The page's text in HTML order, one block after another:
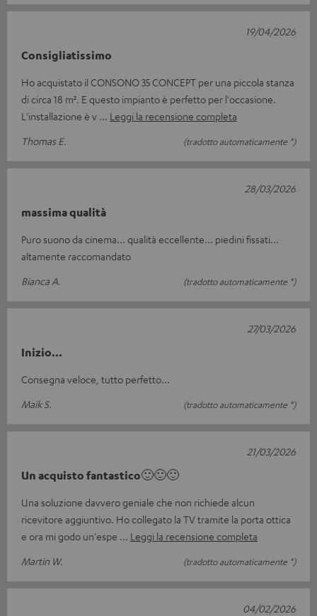
Consigliatissimo
Ho acquistato il CONSONO 35 CONCEPT per una piccola stanza
di circa 18 m². E questo impianto è perfetto per l'occasione.
L'installazione è v
Leggi la recensione completa
Thomas E.
(tradotto automaticamente *)
19/04/2026
massima qualità
Puro suono da cinema... qualità eccellente... piedini fissati...
altamente raccomandato
Bianca A.
(tradotto automaticamente *)
28/03/2026
Inizio...
Consegna veloce, tutto perfetto...
Maik S.
(tradotto automaticamente *)
27/03/2026
Un acquisto fantastico🙂🙂🙂
Una soluzione davvero geniale che non richiede alcun
ricevitore aggiuntivo. Ho collegato la TV tramite la porta ottica
e ora mi godo un'espe
Leggi la recensione completa
Martin W.
(tradotto automaticamente *)
21/03/2026
04/02/2026